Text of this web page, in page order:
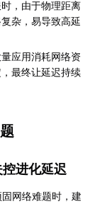
，由于物理距离
杂，易导致高延
应用消耗网络资
最终让延迟持续
进化延迟
网络难题时，建